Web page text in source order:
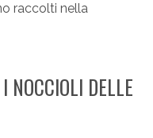
raccolti nella
NOCCIOLI DELLE